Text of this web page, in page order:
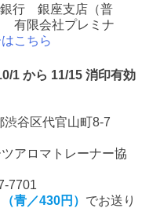
銀行 銀座支店（普
有限会社プレミナ
こちら
1 から 11/15 消印有効
谷区代官山町8-7
ツアロマトレーナー協
7701
青／430円） でお送り